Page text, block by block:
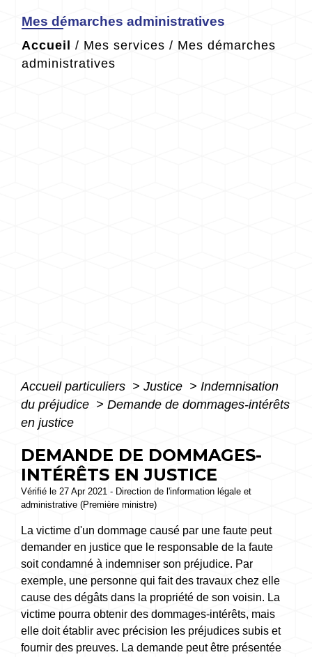
Mes démarches administratives
Accueil / Mes services / Mes démarches
administratives
Accueil particuliers > Justice > Indemnisation
du préjudice > Demande de dommages-intérêts
en justice
DEMANDE DE DOMMAGES-
INTÉRÊTS EN JUSTICE
Vérifié le 27 Apr 2021 - Direction de l'information légale et
administrative (Première ministre)
La victime d'un dommage causé par une faute peut
demander en justice que le responsable de la faute
soit condamné à indemniser son préjudice. Par
exemple, une personne qui fait des travaux chez elle
cause des dégâts dans la propriété de son voisin. La
victime pourra obtenir des dommages-intérêts, mais
elle doit établir avec précision les préjudices subis et
fournir des preuves. La demande peut être présentée